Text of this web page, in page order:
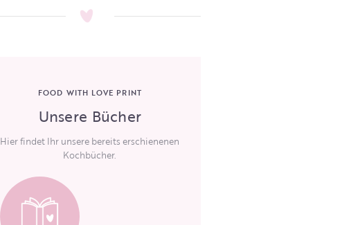
FOOD WITH LOVE PRINT
Unsere Bücher
Hier findet Ihr unsere bereits erschienenen
Kochbücher.